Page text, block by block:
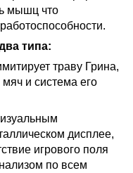
мышц что
типа:
траву Грина,
мяч и система его
дисплее,
игрового поля
по всем